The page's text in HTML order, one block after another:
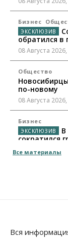
Бизнес
обратился в
08 Августа
Общество
по-новому
08 Августа
Бизнес
В
сократился
07 Августа 2026,
В
Все материалы
Вся